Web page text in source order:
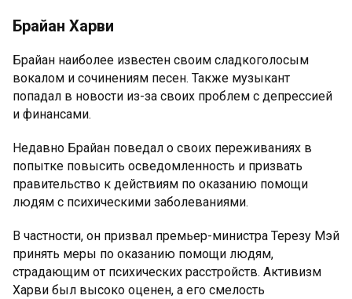
Брайан Харви
Брайан наиболее известен своим сладкоголосым
вокалом и сочинениям песен. Также музыкант
попадал в новости из-за своих проблем с депрессией
и финансами.
Недавно Брайан поведал о своих переживаниях в
попытке повысить осведомленность и призвать
правительство к действиям по оказанию помощи
людям с психическими заболеваниями.
В частности, он призвал премьер-министра Терезу Мэй
принять меры по оказанию помощи людям,
страдающим от психических расстройств. Активизм
Харви был высоко оценен, а его смелость